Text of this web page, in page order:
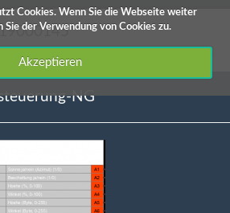
Cookies. Wenn Sie die Webseite weiter
Sie der Verwendung von Cookies zu.
Akzeptieren
NG